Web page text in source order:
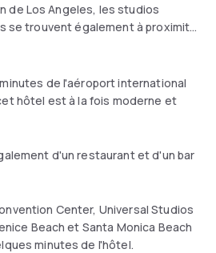
de Los Angeles, les studios
se trouvent également à proximité
de l'aéroport international
hôtel est à la fois moderne et
d'un restaurant et d'un bar
Center, Universal Studios
Beach et Santa Monica Beach
minutes de l'hôtel.